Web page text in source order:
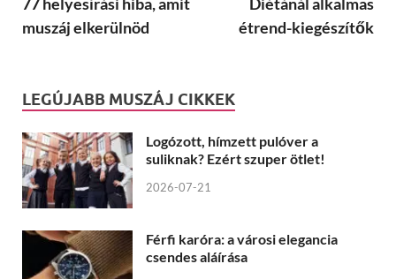
muszáj elkerülnöd
étrend-kiegészítők
LEGÚJABB MUSZÁJ CIKKEK
Logózott, hímzett pulóver a
suliknak? Ezért szuper ötlet!
2026-07-21
Férfi karóra: a városi elegancia
csendes aláírása